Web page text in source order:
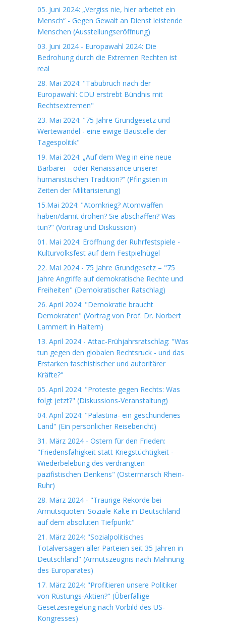
05. Juni 2024: „Vergiss nie, hier arbeitet ein
Mensch“ - Gegen Gewalt an Dienst leistende
Menschen (Ausstellungseröffnung)
03. Juni 2024 - Europawahl 2024: Die
Bedrohung durch die Extremen Rechten ist
real
28. Mai 2024: "Tabubruch nach der
Europawahl: CDU erstrebt Bündnis mit
Rechtsextremen"
23. Mai 2024: "75 Jahre Grundgesetz und
Wertewandel - eine ewige Baustelle der
Tagespolitik"
19. Mai 2024: „Auf dem Weg in eine neue
Barbarei – oder Renaissance unserer
humanistischen Tradition?“ (Pfingsten in
Zeiten der Militarisierung)
15.Mai 2024: "Atomkrieg? Atomwaffen
haben/damit drohen? Sie abschaffen? Was
tun?" (Vortrag und Diskussion)
01. Mai 2024: Eröffnung der Ruhrfestspiele -
Kulturvolksfest auf dem Festpielhügel
22. Mai 2024 - 75 Jahre Grundgesetz – "75
Jahre Angriffe auf demokratische Rechte und
Freiheiten" (Demokratischer Ratschlag)
26. April 2024: "Demokratie braucht
Demokraten" (Vortrag von Prof. Dr. Norbert
Lammert in Haltern)
13. April 2024 - Attac-Frühjahrsratschlag: "Was
tun gegen den globalen Rechtsruck - und das
Erstarken faschistischer und autoritärer
Kräfte?"
05. April 2024: "Proteste gegen Rechts: Was
folgt jetzt?" (Diskussions-Veranstaltung)
04. April 2024: "Palästina- ein geschundenes
Land" (Ein persönlicher Reisebericht)
31. März 2024 - Ostern für den Frieden:
"Friedensfähigkeit statt Kriegstüchtigkeit -
Wiederbelebung des verdrängten
pazifistischen Denkens" (Ostermarsch Rhein-
Ruhr)
28. März 2024 - "Traurige Rekorde bei
Armutsquoten: Soziale Kälte in Deutschland
auf dem absoluten Tiefpunkt"
21. März 2024: "Sozialpolitisches
Totalversagen aller Parteien seit 35 Jahren in
Deutschland" (Armutszeugnis nach Mahnung
des Europarates)
17. März 2024: "Profitieren unsere Politiker
von Rüstungs-Aktien?" (Überfällige
Gesetzesregelung nach Vorbild des US-
Kongresses)